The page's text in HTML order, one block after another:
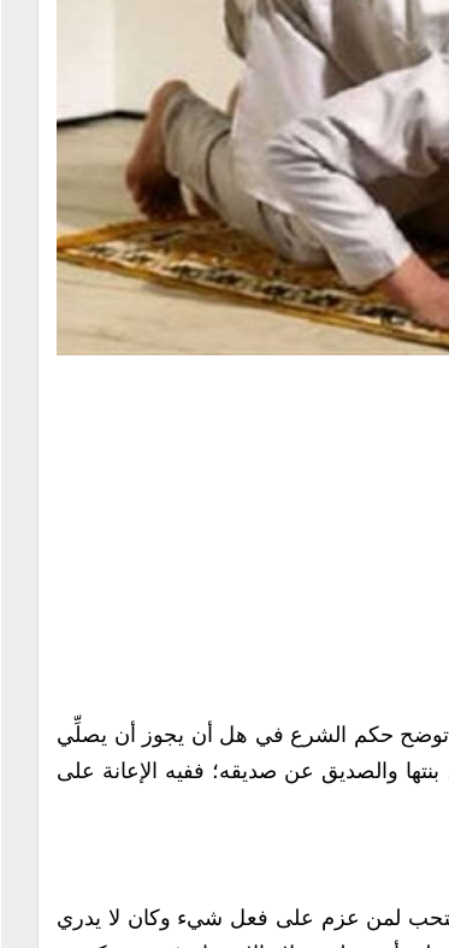
توضح حكم الشرع في هل أن يجوز أن يصلِّي
والصديق عن صديقه؛ ففيه الإعانة على
لمن عزم على فعل شيء وكان لا يدري